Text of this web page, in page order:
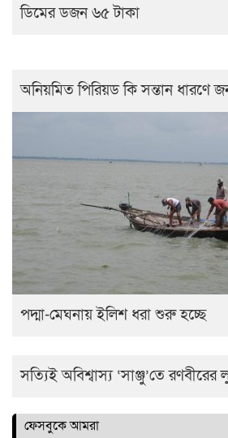
ডিমের ডজন ৬৫ টাকা
অনিয়মিত পিরিয়ড কি সন্তান ধারণে
পদ্মা-মেঘনায় ইলিশ ধরা শুরু হচ্ছে
সত্যিই অবিশ্বাস্য ‘সাঞ্জু’তে রণবীরের
ফেসবুকে আমরা